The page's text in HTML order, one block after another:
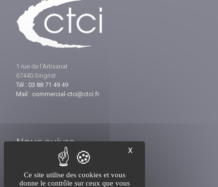
1 rue de l'Artisanat
67440 Singrist
Tél : 03 88 71 49 49
Mail : commercial-ctci@ctci.fr
Nous suivre
X
Ce site utilise des cookies et vous
donne le contrôle sur ceux que vous